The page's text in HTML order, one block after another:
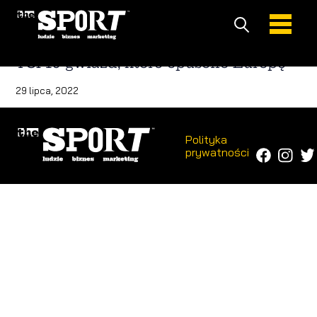
TOP10 gwiazd, które opuściło Europę
29 lipca, 2022
Polityka
prywatności